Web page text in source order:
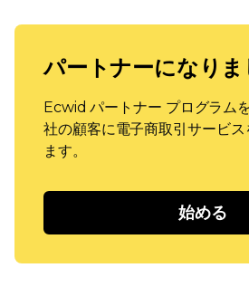
パートナーになりま
Ecwid パートナー プログラム
社の顧客に電子商取引サービス
ます。
始める